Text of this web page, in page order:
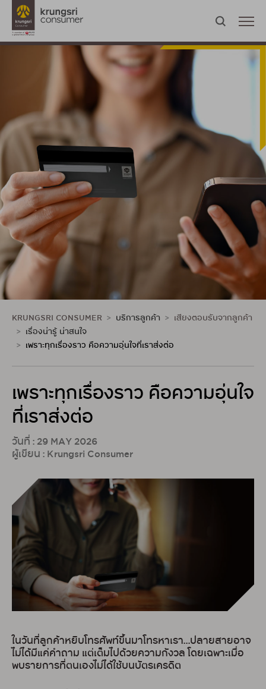
KRUNGSRI CONSUMER บริการลูกค้า
เสียงตอบรับจากลูกค้า
เรื่องน่ารู้ น่าสนใจ
เพราะทุกเรื่องราว คือความอุ่นใจที่เราส่งต่อ
เพราะทุกเรื่องราว คือความอุ่นใจ
ที่เราส่งต่อ
วันที่ : 29 MAY 2026
ผู้เขียน : Krungsri Consumer
ในวันที่ลูกค้าหยิบโทรศัพท์ขึ้นมาโทรหาเรา…ปลายสายอาจ
ไม่ได้มีแค่คำถาม แต่เต็มไปด้วยความกังวล โดยเฉพาะเมื่อ
พบรายการที่ตนเองไม่ได้ใช้บนบัตรเครดิต